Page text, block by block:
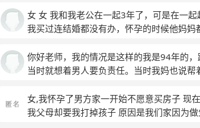
子，可是并不是那样的，整天说他忙，但
何关系了，只要他一直付抚养费到我生完
我考虑好到底养孩子不养，不养的话他也养
大了，没办法说，会有很多压力的，要是
养的，而我却是一个人，四我怎么对我父
十月怀孕把他生下来有送人心很痛，很舍
我们也没有钱是他妈妈出的钱可是等了一
一个女儿，在医院的几天，他妈妈说在医
们，他爸妈说我们出的干么给你们啊，我
好，我真的不知道该怎么办了，我老公也
女 女 我和我老公在一起3年了，可是在一
我买过连结婚都没有办，怀孕的时候他妈
候我们也没有钱是他妈妈出的钱可是等了
下一个女儿，在医院的几天，他妈妈说在
我们，他爸妈说我们出的干么给你们啊，
好，我真的不知道该怎么办了，我老公也
你好老师，我的情况是这样的我是94年的
当时就想着男人要负责任。当时我妈也说
几天出生的，出生当天我就坐飞机赶过去
边，产假结束了我就又回济南工作，她在
女,我怀孕了男方家一开始不愿意买房子 现
我父母却要我打掉孩子 原因是我们家因为